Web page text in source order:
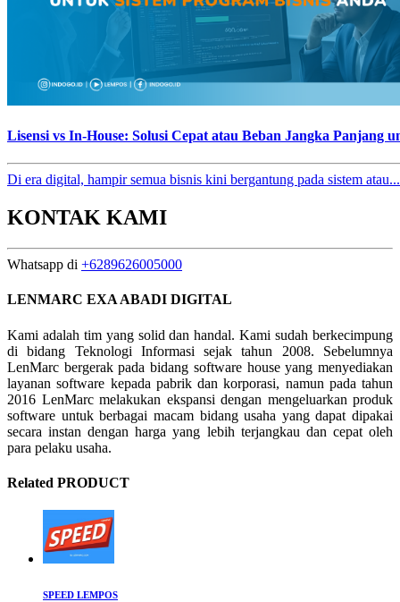
Lisensi vs In-House: Solusi Cepat atau Beban Jangka Panjang
Di era digital, hampir semua bisnis kini bergantung pada sistem atau...
KONTAK KAMI
Whatsapp di +6289626005000
LENMARC EXA ABADI DIGITAL
Kami adalah tim yang solid dan handal. Kami sudah berkecimpung
di bidang Teknologi Informasi sejak tahun 2008. Sebelumnya
LenMarc bergerak pada bidang software house yang menyediakan
layanan software kepada pabrik dan korporasi, namun pada tahun
2016 LenMarc melakukan ekspansi dengan mengeluarkan produk
software untuk berbagai macam bidang usaha yang dapat dipakai
secara instan dengan harga yang lebih terjangkau dan cepat oleh
para pelaku usaha.
Related PRODUCT
SPEED LEMPOS